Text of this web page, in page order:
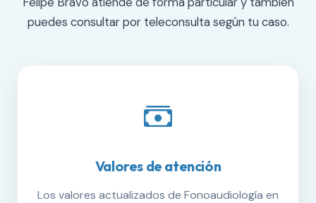
puedes consultar por teleconsulta según tu caso.
Valores de atención
Los valores actualizados de Fonoaudiología en